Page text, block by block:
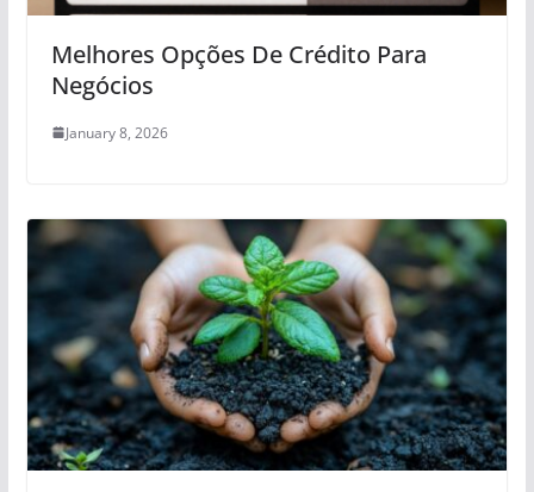
Melhores Opções De Crédito Para
Negócios
January 8, 2026